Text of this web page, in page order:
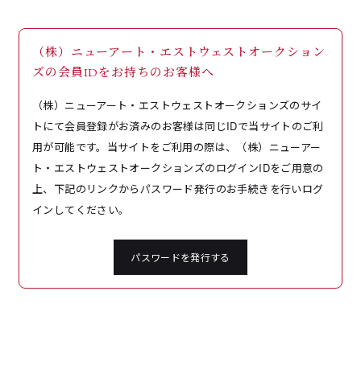
（株）ニューアート・エストウェストオークション
ズの会員IDをお持ちのお客様へ
（株）ニューアート・エストウェストオークションズのサイ
トにて会員登録がお済みのお客様は同じIDで当サイトのご利
用が可能です。当サイトをご利用の際は、（株）ニューアー
ト・エストウェストオークションズのログインIDをご用意の
上、下記のリンクからパスワード発行のお手続きを行いログ
インしてください。
パスワードを発行する